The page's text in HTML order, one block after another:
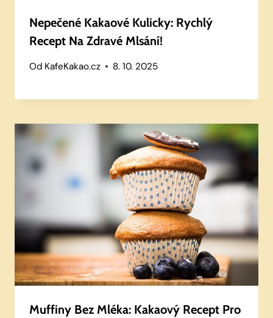
Nepečené Kakaové Kulicky: Rychlý
Recept Na Zdravé Mlsání!
Od KafeKakao.cz 8. 10. 2025
Muffiny Bez Mléka: Kakaový Recept Pro